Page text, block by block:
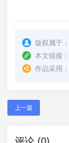
版权属于：
本文链接：
作品采用：
上一篇